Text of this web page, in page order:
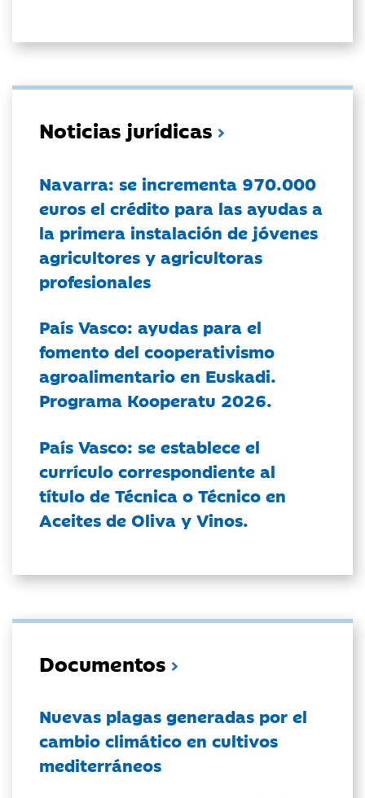
Noticias jurídicas
Navarra: se incrementa 970.000
euros el crédito para las ayudas a
la primera instalación de jóvenes
agricultores y agricultoras
profesionales
País Vasco: ayudas para el
fomento del cooperativismo
agroalimentario en Euskadi.
Programa Kooperatu 2026.
País Vasco: se establece el
currículo correspondiente al
título de Técnica o Técnico en
Aceites de Oliva y Vinos.
Documentos
Nuevas plagas generadas por el
cambio climático en cultivos
mediterráneos